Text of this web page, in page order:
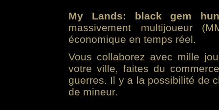
My Lands: black gem
massivement multijoueur
économique en temps réel.
Vous collaborez avec mille
votre ville, faites du
guerres. Il y a la possibilité de
de mineur.